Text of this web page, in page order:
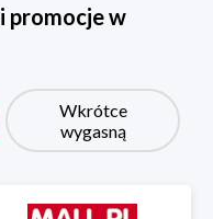
promocje w
Wkrótce
wygasną